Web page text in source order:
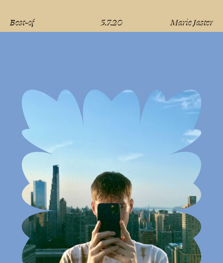
Best-of 5.7.20 Marie Jaster